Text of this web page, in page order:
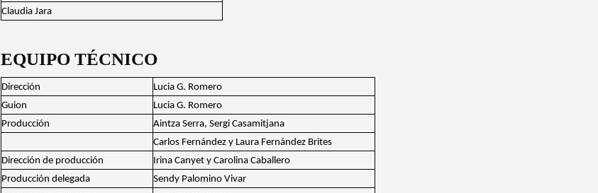
Claudia Jara
EQUIPO TÉCNICO
Dirección
Lucia G. Romero
Guion
Lucia G. Romero
Producción
Aintza Serra, Sergi Casamitjana
Carlos Fernández y Laura Fernández Brites
Dirección de producción
Irina Canyet y Carolina Caballero
Producción delegada
Sendy Palomino Vivar